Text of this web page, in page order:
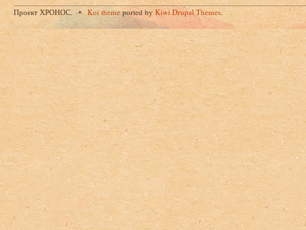
Проект ХРОНОС. Koi themeported byKiwi Drupal Themes.